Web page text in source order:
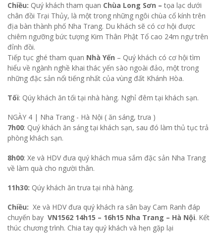
Chiều: Quý khách tham quan Chùa Long Sơn –tọa lạc dưới
chân đồi Trại Thủy, là một trong những ngôi chùa cổ kính trên
địa bàn thành phố Nha Trang. Du khách sẽ có cơ hội được
chiêm ngưỡng bức tượng Kim Thân Phật Tổ cao 24m ngự trên
đỉnh đồi.
Tiếp tục ghé tham quan Nhà Yến – Quý khách có cơ hội tìm
hiểu về ngành nghề khai thác yến sào ngoài đảo, một trong
những đặc sản nổi tiếng nhất của vùng đất Khánh Hòa.
Tối: Qúy khách ăn tối tại nhà hàng. Nghỉ đêm tại khách sạn.
NGÀY 4 | Nha Trang - Hà Nội ( ăn sáng, trưa )
7h00: Quý khách ăn sáng tại khách sạn, sau đó làm thủ tục trả
phòng khách sạn.
8h00: Xe và HDV đưa quý khách mua sắm đặc sản Nha Trang
về làm quà cho người thân.
11h30: Qúy khách ăn trưa tại nhà hàng.
Chiều: Xe và HDV đưa quý khách ra sân bay Cam Ranh đáp
chuyến bay VN1562 14h15 – 16h15 Nha Trang – Hà Nội. Kết
thúc chương trình. Chia tay quý khách và hẹn gặp lại